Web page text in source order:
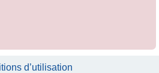
d’utilisation